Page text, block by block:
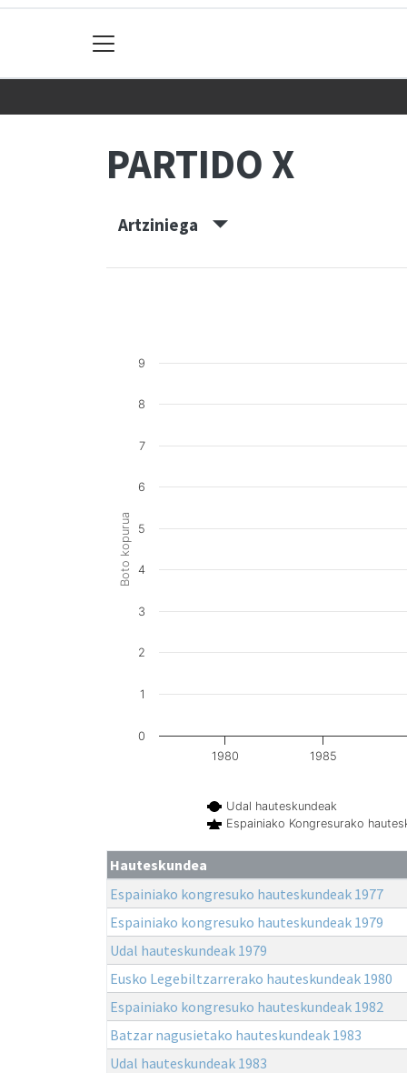
PARTIDO X
Artziniega
Boto kopurua
Udal hauteskundeak
Espainiako Kongresurako
1980 1985
0
1
2
3
4
5
6
7
8
9
Hauteskundea
Espainiako kongresuko hauteskundeak 1977
Espainiako kongresuko hauteskundeak 1979
Udal hauteskundeak 1979
Eusko Legebiltzarrerako hauteskundeak 1980
Espainiako kongresuko hauteskundeak 1982
Batzar nagusietako hauteskundeak 1983
Udal hauteskundeak 1983